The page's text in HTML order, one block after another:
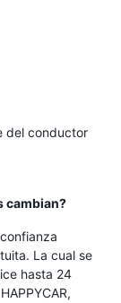
del conductor
cambian?
La cual se
hasta 24